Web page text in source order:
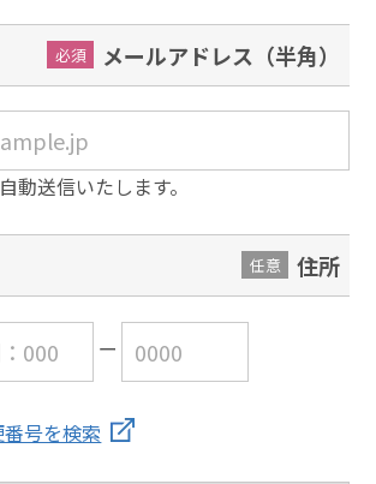
メールアドレス（半角）
必須
動送信いたします。
住所
任意
号を検索